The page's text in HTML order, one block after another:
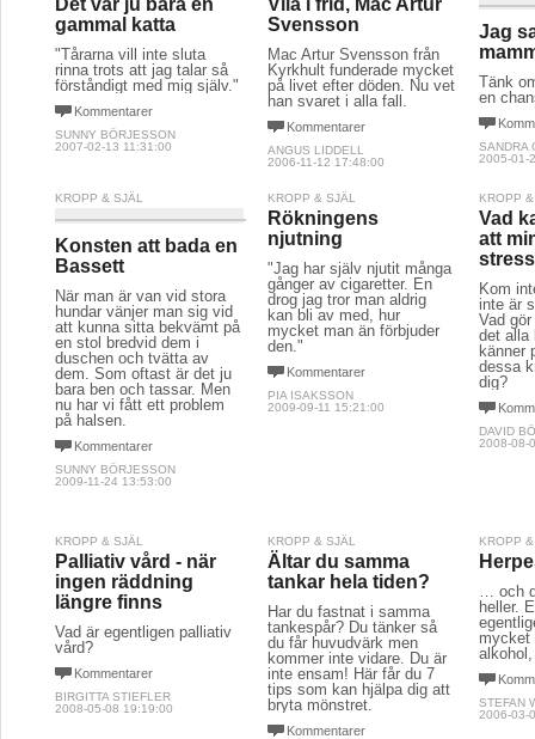
gammal katta
"Tårarna vill inte sluta
rinna trots att jag talar så
förståndigt med mig själv."
Kommentarer
SUNNY BÖRJESSON
2007-02-13 11:31:00
Svensson
Mac Artur Svensson från
Kyrkhult funderade mycket
på livet efter döden. Nu vet
han svaret i alla fall.
Kommentarer
ANGUS LIDDELL
2006-11-12 17:48:00
Jag
Tänk
en
SANDRA
2005-01-
KROPP & SJÄL
Konsten att bada en
Bassett
När man är van vid stora
hundar vänjer man sig vid
att kunna sitta bekvämt på
en stol bredvid dem i
duschen och tvätta av
dem. Som oftast är det ju
bara ben och tassar. Men
nu har vi fått ett problem
på halsen.
Kommentarer
SUNNY BÖRJESSON
2009-11-24 13:53:00
KROPP & SJÄL
Rökningens
njutning
"Jag har själv njutit många
gånger av cigaretter. En
drog jag tror man aldrig
kan bli av med, hur
mycket man än förbjuder
den."
Kommentarer
PIA ISAKSSON
2009-09-11 15:21:00
KROPP
Vad
att
Kom
inte är
Vad
det alla
känner
dessa
dig?
DAVID
2008-08-
KROPP & SJÄL
Palliativ vård - när
ingen räddning
längre finns
Vad är egentligen palliativ
vård?
Kommentarer
BIRGITTA STIEFLER
2008-05-08 19:19:00
KROPP & SJÄL
Ältar du samma
tankar hela tiden?
Har du fastnat i samma
tankespår? Du tänker så
du får huvudvärk men
kommer inte vidare. Du är
inte ensam! Här får du 7
tips som kan hjälpa dig att
bryta mönstret.
Kommentarer
KROPP
… och
heller.
mycket
STEFAN
2006-03-